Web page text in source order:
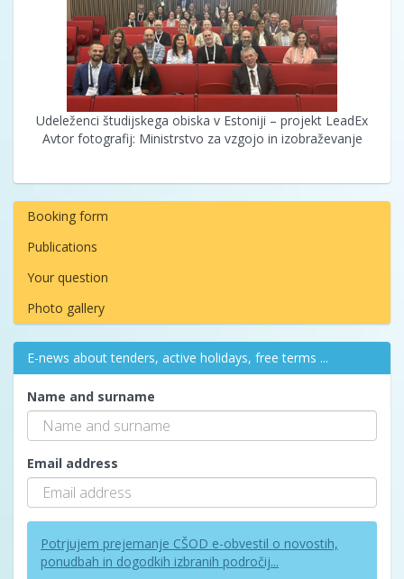
Udeleženci študijskega obiska v Estoniji – projekt LeadEx
Avtor fotografij: Ministrstvo za vzgojo in izobraževanje
Booking form
Publications
Your question
Photo gallery
E-news about tenders, active holidays, free terms ...
Name and surname
Email address
Potrjujem prejemanje CŠOD e-obvestil o novostih,
ponudbah in dogodkih izbranih področij...